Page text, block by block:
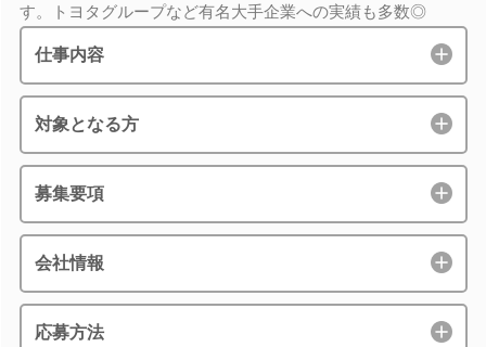
す。トヨタグループなど有名大手企業への実績も多数◎
仕事内容
対象となる方
募集要項
会社情報
応募方法